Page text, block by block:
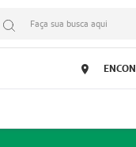
Faça sua busca aqui